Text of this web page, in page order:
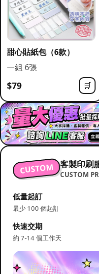
甜心貼紙包（6款）
一組 6張
$79 🛒
CUSTOM 客製印刷
CUSTOM
低量起訂
最少 100 個起訂
快速交期
約 7-14 個工作天